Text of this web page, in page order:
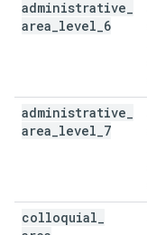
administrative
area level 6
administrative
area level 7
colloquial